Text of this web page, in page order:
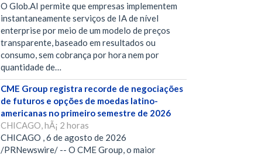
O Glob.AI permite que empresas implementem
instantaneamente serviços de IA de nível
enterprise por meio de um modelo de preços
transparente, baseado em resultados ou
consumo, sem cobrança por hora nem por
quantidade de…
CME Group registra recorde de negociações
de futuros e opções de moedas latino-
americanas no primeiro semestre de 2026
CHICAGO, hÃ¡ 2 horas
CHICAGO , 6 de agosto de 2026
/PRNewswire/ -- O CME Group, o maior